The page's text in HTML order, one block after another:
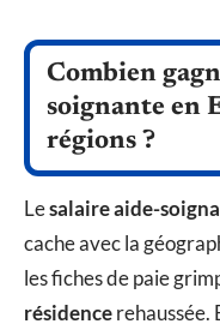
Combien
soignante en
régions ?
Lesalaire aide-
cache avec la
les fiches de paie
résidencerehaussée.